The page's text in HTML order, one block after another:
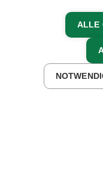
JETZT
ALLE